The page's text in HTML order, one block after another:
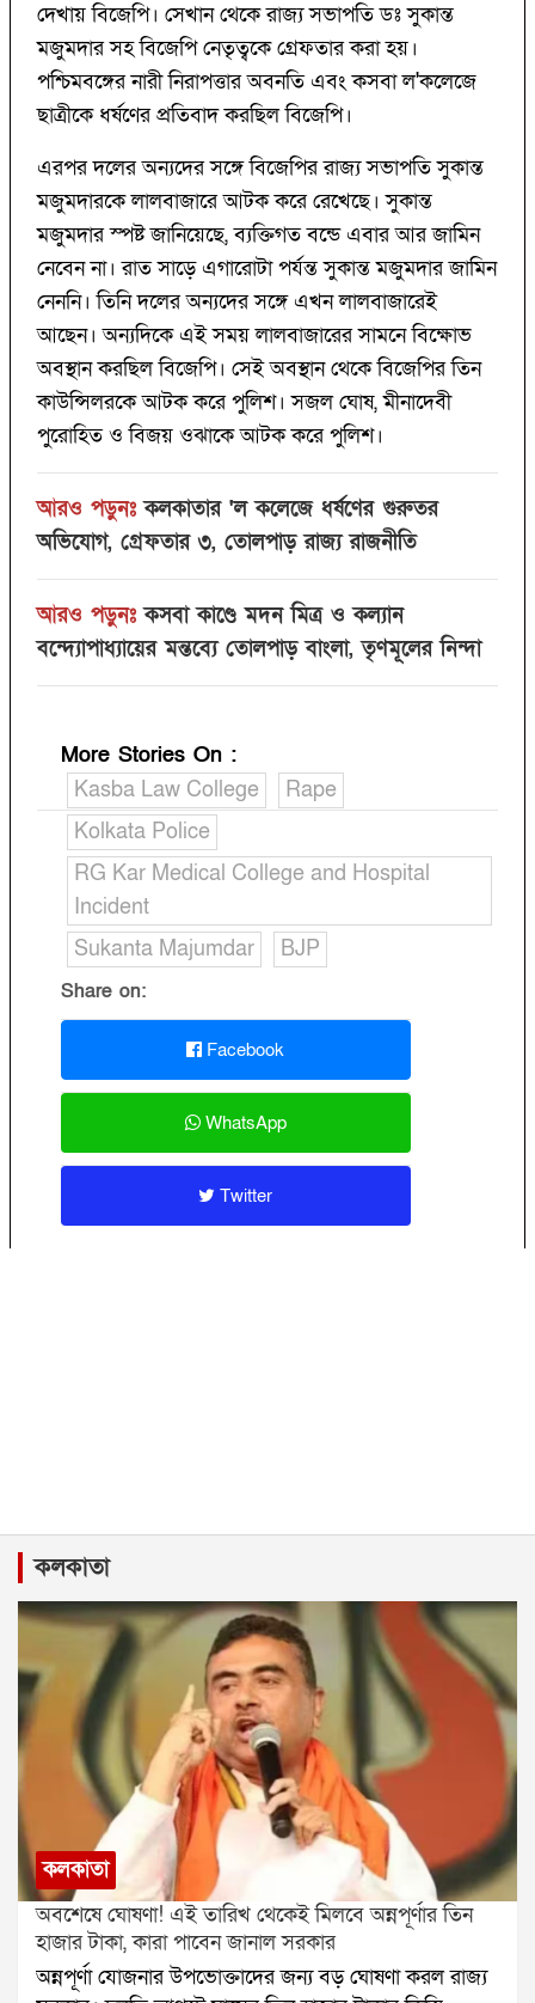
দেখায় বিজেপি। সেখান থেকে রাজ্য সভাপতি ডঃ সুকান্ত
মজুমদার সহ বিজেপি নেতৃত্বকে গ্রেফতার করা হয়।
পশ্চিমবঙ্গের নারী নিরাপত্তার অবনতি এবং কসবা ল'কলেজে
ছাত্রীকে ধর্ষণের প্রতিবাদ করছিল বিজেপি।
এরপর দলের অন্যদের সঙ্গে বিজেপির রাজ্য সভাপতি সুকান্ত
মজুমদারকে লালবাজারে আটক করে রেখেছে। সুকান্ত
মজুমদার স্পষ্ট জানিয়েছে, ব্যক্তিগত বন্ডে এবার আর জামিন
নেবেন না। রাত সাড়ে এগারোটা পর্যন্ত সুকান্ত মজুমদার জামিন
নেননি। তিনি দলের অন্যদের সঙ্গে এখন লালবাজারেই
আছেন। অন্যদিকে এই সময় লালবাজারের সামনে বিক্ষোভ
অবস্থান করছিল বিজেপি। সেই অবস্থান থেকে বিজেপির তিন
কাউন্সিলরকে আটক করে পুলিশ। সজল ঘোষ, মীনাদেবী
পুরোহিত ও বিজয় ওঝাকে আটক করে পুলিশ।
আরও পড়ুনঃ কলকাতার 'ল কলেজে ধর্ষণের গুরুতর
অভিযোগ, গ্রেফতার ৩, তোলপাড় রাজ্য রাজনীতি
আরও পড়ুনঃ কসবা কাণ্ডে মদন মিত্র ও কল্যান
বন্দ্যোপাধ্যায়ের মন্তব্যে তোলপাড় বাংলা, তৃণমূলের নিন্দা
More Stories On :
Kasba Law College
Rape
Kolkata Police
RG Kar Medical College and Hospital
Incident
Sukanta Majumdar
BJP
Share on:
Facebook
WhatsApp
Twitter
কলকাতা
কলকাতা
অবশেষে ঘোষণা! এই তারিখ থেকেই মিলবে অন্নপূর্ণার তিন
হাজার টাকা, কারা পাবেন জানাল সরকার
অন্নপূর্ণা যোজনার উপভোক্তাদের জন্য বড় ঘোষণা করল রাজ্য